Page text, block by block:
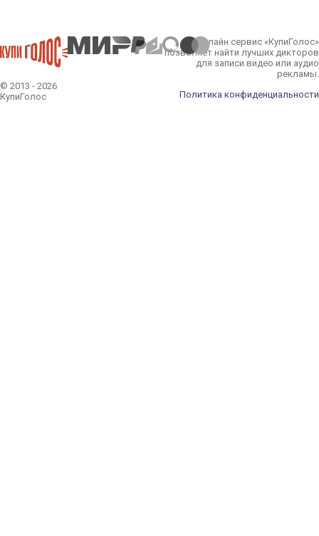
© 2013 - 2026
КупиГолос
Онлайн сервис «КупиГолос»
позволяет найти лучших дикторов
для записи видео или аудио
рекламы.
Политика конфиденциальности